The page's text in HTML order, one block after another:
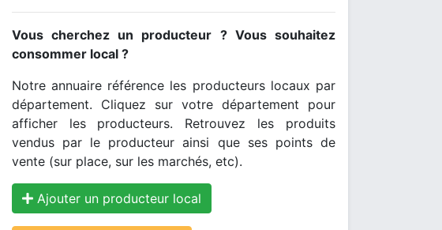
Vous cherchez un producteur ? Vous souhaitez
consommer local ?
Notre annuaire référence les producteurs locaux par
département. Cliquez sur votre département pour
afficher les producteurs. Retrouvez les produits
vendus par le producteur ainsi que ses points de
vente (sur place, sur les marchés, etc).
Ajouter un producteur local